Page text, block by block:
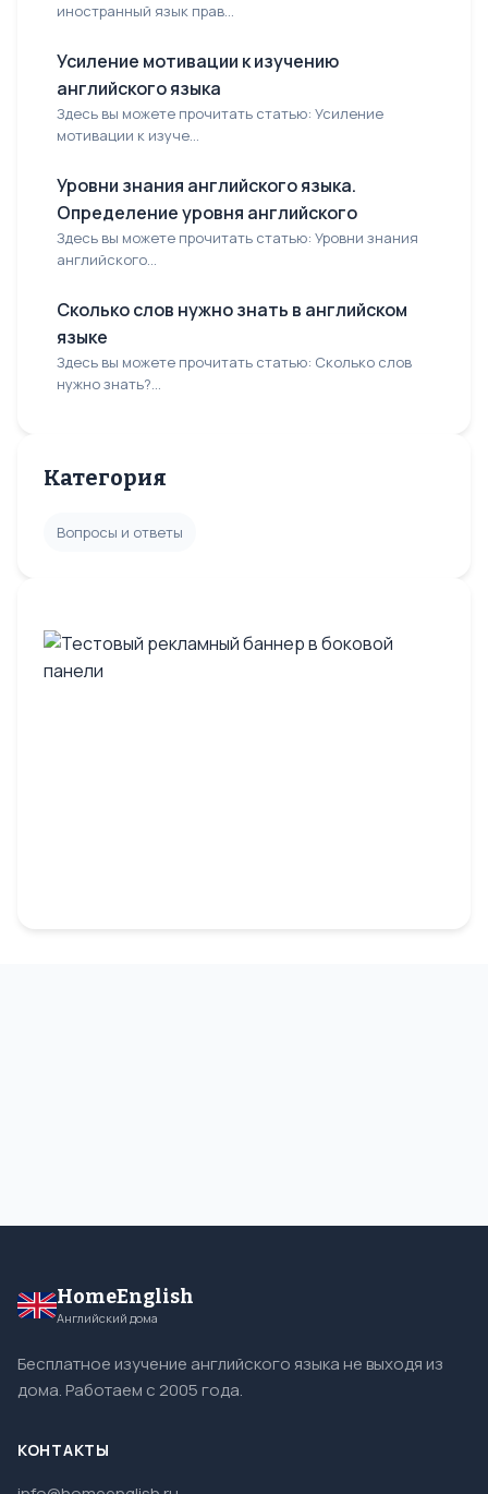
иностранный язык прав...
Усиление мотивации к изучению
английского языка
Здесь вы можете прочитать статью: Усиление
мотивации к изуче...
Уровни знания английского языка.
Определение уровня английского
Здесь вы можете прочитать статью: Уровни знания
английского...
Сколько слов нужно знать в английском
языке
Здесь вы можете прочитать статью: Сколько слов
нужно знать?...
Категория
Вопросы и ответы
HomeEnglish
Английский дома
Бесплатное изучение английского языка не выходя из
дома. Работаем с 2005 года.
КОНТАКТЫ